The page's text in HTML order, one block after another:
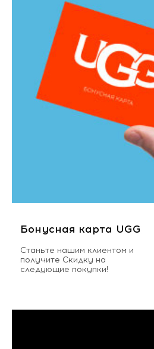
Бонусная карта UGG
Станьте нашим клиентом и
получите Скидку на
следующие покупки!